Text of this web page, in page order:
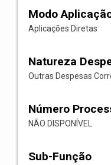
Modo
Aplicações Diretas
Natureza
Outras Despesas
Número
NÃO DISPONÍVEL
Sub-Função